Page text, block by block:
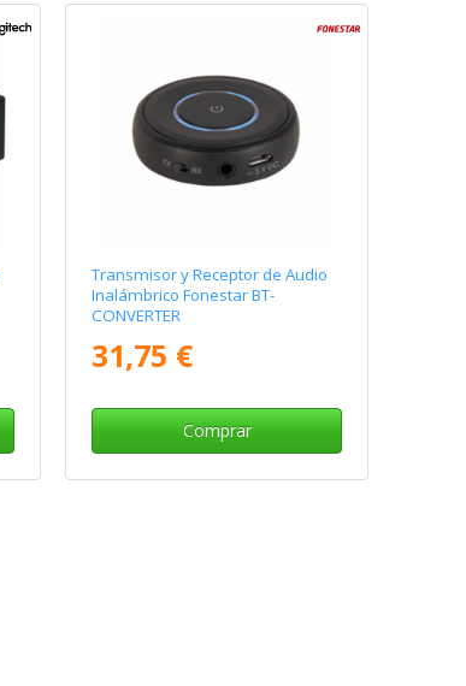
Transmisor y Receptor de Audio
Inalámbrico Fonestar BT-
CONVERTER
31,75 €
Comprar